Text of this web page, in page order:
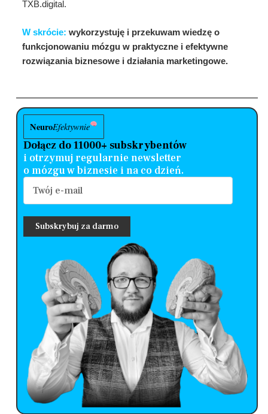
TXB.digital.
W skrócie: wykorzystuję i przekuwam wiedzę o
funkcjonowaniu mózgu w praktyczne i efektywne
rozwiązania biznesowe i działania marketingowe.
NeuroEfektywnie
Dołącz do 11000+ subskrybentów
i otrzymuj regularnie newsletter
o mózgu w biznesie i na co dzień.